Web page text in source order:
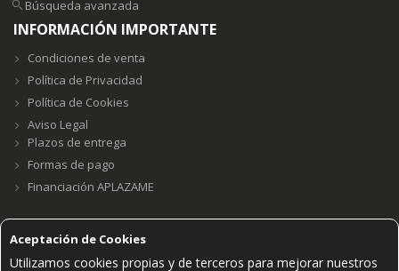
Aceptación de Cookies
Utilizamos cookies propias y de terceros para mejorar nuestros
Búsqueda avanzada
INFORMACIÓN IMPORTANTE
Condiciones de venta
Política de Privacidad
Política de Cookies
Aviso Legal
Plazos de entrega
Formas de pago
Financiación APLAZAME